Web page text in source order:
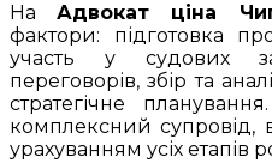
НаАдвокат ціна
фактори: підготовка
участь у судових
переговорів, збір та
стратегічне
комплексний супровід,
урахуванням усіх етапів